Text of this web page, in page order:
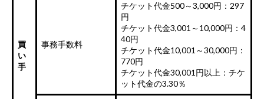
買
い
手
事務手数料
チケット代金500～3,000円：297
円
チケット代金3,001～10,000円：4
40円
チケット代金10,001～30,000円：
770円
チケット代金30,001円以上：チケ
ット代金の3.30％